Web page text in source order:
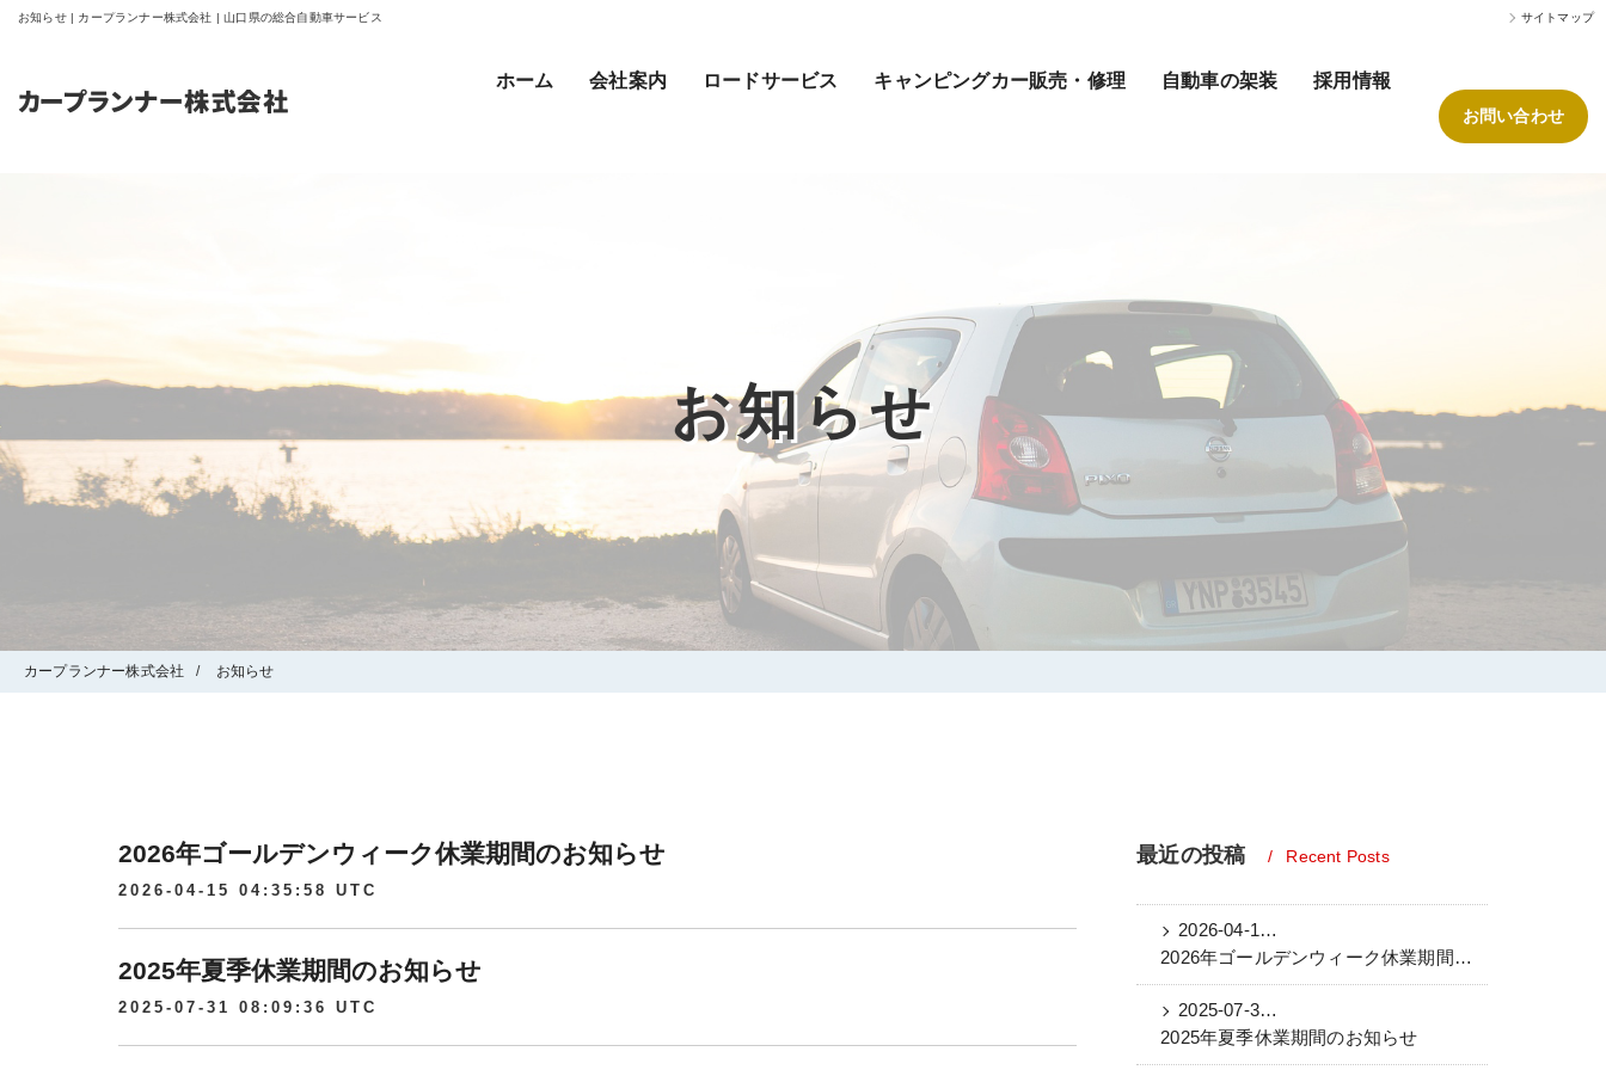
お知らせ | カープランナー株式会社 | 山口県の総合自動車サービス サイトマップ
お問い合わせ
ホーム 会社案内 ロードサービス キャンピングカー販売・修理 自動車の架装 採用情報
お知らせ
カープランナー株式会社 お知らせ
2026年ゴールデンウィーク休業期間のお知らせ
2026-04-15 04:35:58 UTC
2025年夏季休業期間のお知らせ
2025-07-31 08:09:36 UTC
最近の投稿 Recent Posts
2026-04-15 04:35:58 UTC
2026年ゴールデンウィーク休業期間のお知らせ
2025-07-31 08:09:36 UTC
2025年夏季休業期間のお知らせ